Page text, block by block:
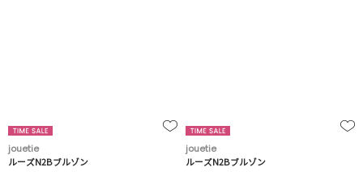
jouetie
ルーズN2Bブルゾン
jouetie
ルーズN2Bブルゾン